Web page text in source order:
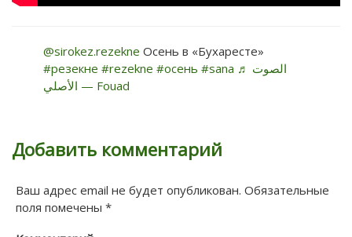
@sirokez.rezekne Осень в «Бухаресте»
#резекне #rezekne #осень #sana ♬ الصوت
الأصلي — Fouad
Добавить комментарий
Ваш адрес email не будет опубликован. Обязательные
поля помечены *